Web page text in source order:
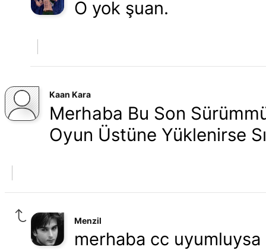
O yok şuan.
Kaan Kara
Merhaba Bu Son
Oyun Üstüne Yüklenirse
Menzil
merhaba cc